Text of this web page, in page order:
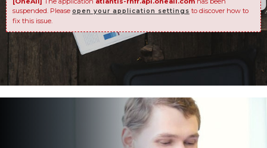
suspended. Please open your application settings to discover how to
fix this issue.